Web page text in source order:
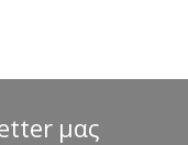
μας